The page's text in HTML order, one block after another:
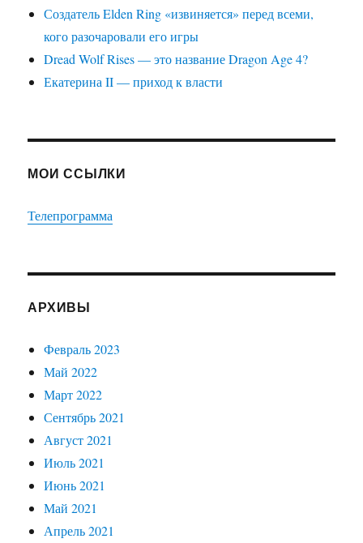
Создатель Elden Ring «извиняется» перед всеми,
кого разочаровали его игры
Dread Wolf Rises — это название Dragon Age 4?
Екатерина II — приход к власти
МОИ ССЫЛКИ
Телепрограмма
АРХИВЫ
Февраль 2023
Май 2022
Март 2022
Сентябрь 2021
Август 2021
Июль 2021
Июнь 2021
Май 2021
Апрель 2021